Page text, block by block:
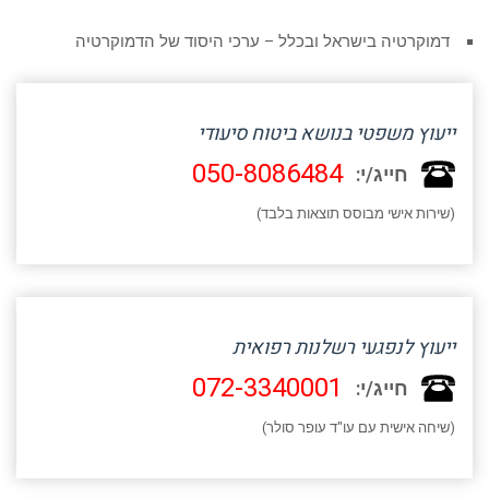
דמוקרטיה בישראל ובכלל – ערכי היסוד של הדמוקרטיה
ייעוץ משפטי בנושא ביטוח סיעודי
חייג/י: 050-8086484
(שירות אישי מבוסס תוצאות בלבד)
ייעוץ לנפגעי רשלנות רפואית
חייג/י: 072-3340001
(שיחה אישית עם עו"ד עופר סולר)